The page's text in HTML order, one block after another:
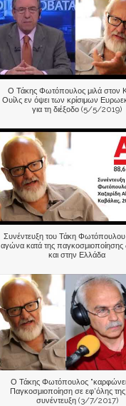
Ο Τάκης Φωτόπουλος μιλά στον
Ουίλς εν όψει των κρίσιμων
για τη διέξοδο (5/5/2019)
Συνέντευξη του Τάκη Φωτόπουλου
αγώνα κατά της παγκοσμιοποίησης
και στην Ελλάδα
Ο Τάκης Φωτόπουλος
Παγκοσμιοποίηση σε εφ'όλης
συνέντευξη (3/7/2017)